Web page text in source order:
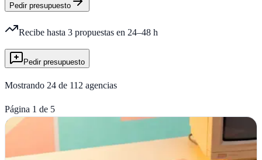
Pedir presupuesto
Recibe hasta 3 propuestas en 24–48 h
Pedir presupuesto
Mostrando 24 de 112 agencias
Página 1 de 5
Engroc Web